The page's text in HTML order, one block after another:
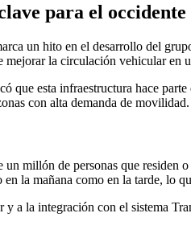
para el occidente
un hito en el desarrollo del
la circulación vehicular en
que esta infraestructura hace
con alta demanda de movilidad.
un millón de personas que
la mañana como en la tarde,
a la integración con el sistema